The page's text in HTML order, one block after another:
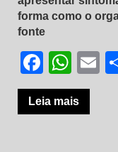
forma como o
fonte
Leia mais